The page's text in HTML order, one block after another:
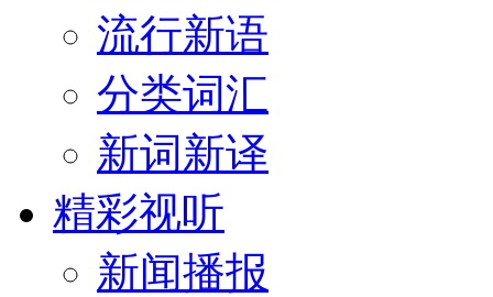
流行新语
分类词汇
新词新译
精彩视听
新闻播报